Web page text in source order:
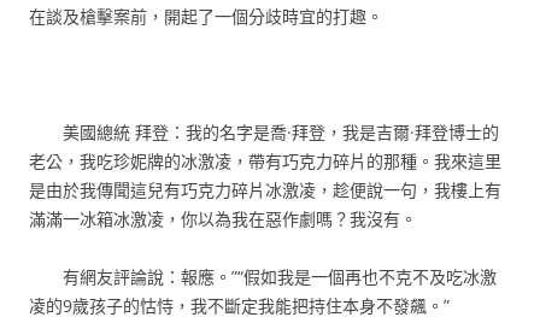
在談及槍擊案前，開起了一個分歧時宜的打趣。
美國總統 拜登：我的名字是喬·拜登，我是吉爾·拜登博士的
老公，我吃珍妮牌的冰激凌，帶有巧克力碎片的那種。我來這里
是由於我傳聞這兒有巧克力碎片冰激凌，趁便說一句，我樓上有
滿滿一冰箱冰激凌，你以為我在惡作劇嗎？我沒有。
有網友評論說：報應。”“假如我是一個再也不克不及吃冰激
凌的9歲孩子的怙恃，我不斷定我能把持住本身不發飆。”